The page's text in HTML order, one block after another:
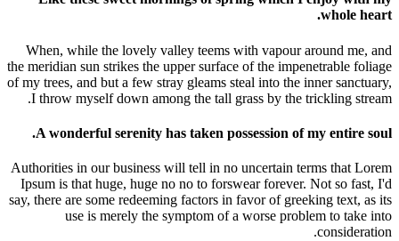
whole heart.
When, while the lovely valley teems with vapour around me, and
the meridian sun strikes the upper surface of the impenetrable foliage
of my trees, and but a few stray gleams steal into the inner sanctuary,
I throw myself down among the tall grass by the trickling stream.
A wonderful serenity has taken possession of my entire soul.
Authorities in our business will tell in no uncertain terms that Lorem
Ipsum is that huge, huge no no to forswear forever. Not so fast, I'd
say, there are some redeeming factors in favor of greeking text, as its
use is merely the symptom of a worse problem to take into
consideration.